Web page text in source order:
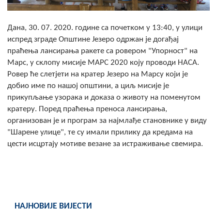
Статут Општине
Скупштинско вијеће општине језеро
Састав Скупштине
Службени Гласници
ОПШТИНСКА УПРАВА
ИНФО
Вијести
Обавјештења
Дана, 30. 07. 2020. године са почетком у 13:40, у улици
испред зграде Општине Језеро одржан је догађај
праћења лансирања ракете са ровером "Упорност" на
Марс, у склопу мисије МАРС 2020 коју проводи НАСА.
Ровер ће слетјети на кратер Језеро на Марсу који је
добио име по нашој општини, а циљ мисије је
прикупљање узорака и доказа о животу на поменутом
кратеру. Поред праћења преноса лансирања,
организован је и програм за најмлађе становнике у виду
"Шарене улице", те су имали прилику да кредама на
цести исцртају мотиве везане за истраживање свемира.
НАЈНОВИЈЕ ВИЈЕСТИ